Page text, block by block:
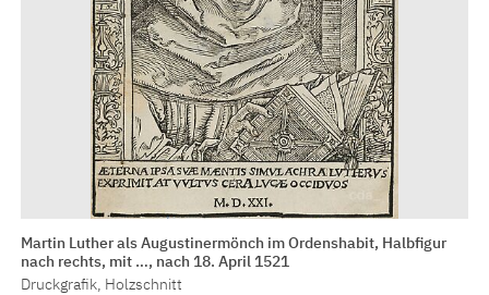
Martin Luther als Augustinermönch im Ordenshabit, Halbfigur
nach rechts, mit …, nach 18. April 1521
Druckgrafik, Holzschnitt